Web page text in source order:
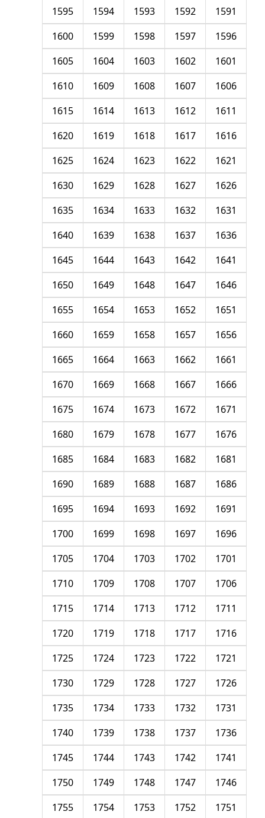
1591
1592
1593
1594
1595
1596
1597
1598
1599
1600
1601
1602
1603
1604
1605
1606
1607
1608
1609
1610
1611
1612
1613
1614
1615
1616
1617
1618
1619
1620
1621
1622
1623
1624
1625
1626
1627
1628
1629
1630
1631
1632
1633
1634
1635
1636
1637
1638
1639
1640
1641
1642
1643
1644
1645
1646
1647
1648
1649
1650
1651
1652
1653
1654
1655
1656
1657
1658
1659
1660
1661
1662
1663
1664
1665
1666
1667
1668
1669
1670
1671
1672
1673
1674
1675
1676
1677
1678
1679
1680
1681
1682
1683
1684
1685
1686
1687
1688
1689
1690
1691
1692
1693
1694
1695
1696
1697
1698
1699
1700
1701
1702
1703
1704
1705
1706
1707
1708
1709
1710
1711
1712
1713
1714
1715
1716
1717
1718
1719
1720
1721
1722
1723
1724
1725
1726
1727
1728
1729
1730
1731
1732
1733
1734
1735
1736
1737
1738
1739
1740
1741
1742
1743
1744
1745
1746
1747
1748
1749
1750
1751
1752
1753
1754
1755